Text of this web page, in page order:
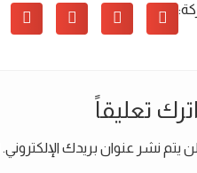
اترك تعليقاً
لن يتم نشر عنوان بريدك الإلكتروني.